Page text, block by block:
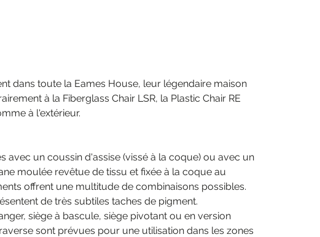
dans toute la Eames House, leur légendaire maison
à la Fiberglass Chair LSR, la Plastic Chair RE
à l'extérieur.
un coussin d'assise (vissé à la coque) ou avec un
moulée revêtue de tissu et fixée à la coque au
offrent une multitude de combinaisons possibles.
de très subtiles taches de pigment.
siège à bascule, siège pivotant ou en version
sont prévues pour une utilisation dans les zones